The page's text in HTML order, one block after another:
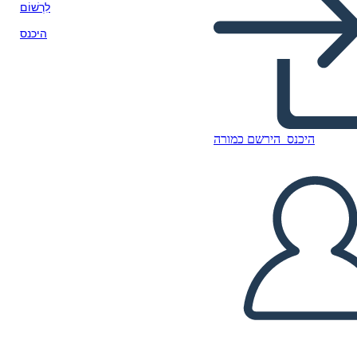
לִרְשׁוֹם
היכנס
היכנס הירשם כמורה
Página de precios -